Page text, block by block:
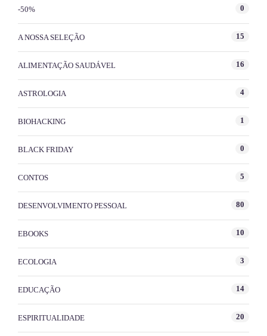
-50% 0
A NOSSA SELEÇÃO 15
ALIMENTAÇÃO SAUDÁVEL 16
ASTROLOGIA 4
BIOHACKING 1
BLACK FRIDAY 0
CONTOS 5
DESENVOLVIMENTO PESSOAL 80
EBOOKS 10
ECOLOGIA 3
EDUCAÇÃO 14
ESPIRITUALIDADE 20